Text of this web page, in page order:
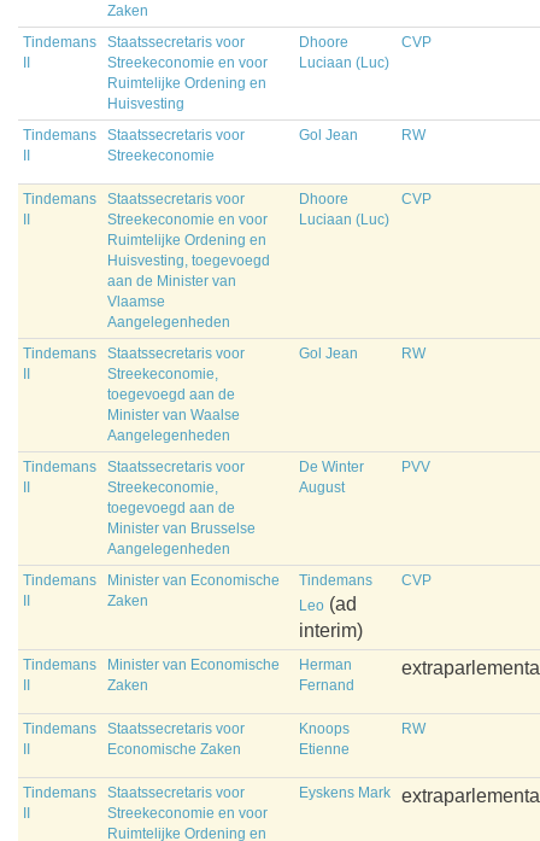
Zaken
Tindemans
Staatssecretaris voor
Streekeconomie en voor
Ruimtelijke Ordening en
Huisvesting
Dhoore
Luciaan (Luc)
CVP
Tindemans
Staatssecretaris voor
Streekeconomie
Gol Jean RW
Tindemans
Staatssecretaris voor
Streekeconomie en voor
Ruimtelijke Ordening en
Huisvesting, toegevoegd
aan de Minister van
Vlaamse
Aangelegenheden
Dhoore
Luciaan (Luc)
CVP
Tindemans
Staatssecretaris voor
Streekeconomie,
toegevoegd aan de
Minister van Waalse
Aangelegenheden
Gol Jean RW
Tindemans
Staatssecretaris voor
Streekeconomie,
toegevoegd aan de
Minister van Brusselse
Aangelegenheden
De Winter
August
PVV
Tindemans
Minister van Economische
Zaken
Tindemans
Leo (ad
interim)
CVP
Tindemans
Minister van Economische
Zaken
Herman
Fernand
Tindemans
Staatssecretaris voor
Economische Zaken
Knoops
Etienne
RW
Tindemans
Staatssecretaris voor
Streekeconomie en voor
Ruimtelijke Ordening en
Eyskens Mark